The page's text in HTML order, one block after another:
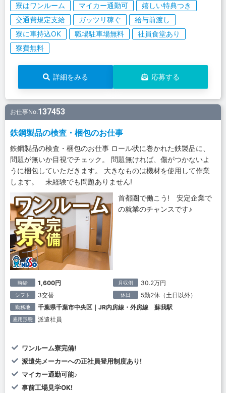
寮はワンルーム マイカー通勤可
嬉しい特典つき
交通費規定支給
ガッツリ稼ぐ
給与前渡し
寮に車持込OK
職場駐車場無料
社員食堂あり
寮費無料
詳細をみる 応募する
お仕事No.137453
鉄鋼製品の検査・梱包のお仕事
鉄鋼製品の検査・梱包のお仕事 ロール状に巻かれた鉄製品に、
問題が無いか目視でチェック。 問題無ければ、傷がつかないよ
うに梱包していただきます。 大きなものは機材を使用して作業
します。 未経験でも問題ありません!
首都圏で働こう! 安定企業で
の就業のチャンスです♪
時給 1,600円 月収例 30.2万円
シフト 3交替 休日 5勤2休（土日以外）
勤務地 千葉県千葉市中央区｜JR内房線・外房線 蘇我駅
雇用形態 派遣社員
ワンルーム寮完備!
派遣先メーカーへの正社員登用制度あり!
マイカー通勤可能♪
事前工場見学OK!